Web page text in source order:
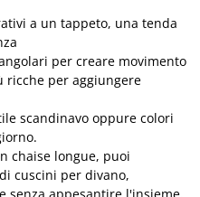
a un tappeto, una tenda
per creare movimento
ricche per aggiungere
scandinavo oppure colori
chaise longue, puoi
cuscini per divano,